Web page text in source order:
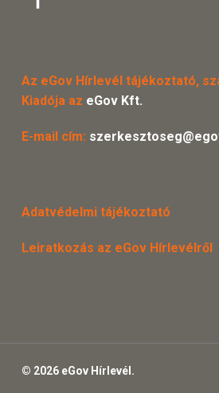
Az eGov Hírlevél tájékoztató,
Kiadója az eGov Kft.
E-mail cím:
Adatvédelmi tájékoztató
Leiratkozás az eGov Hírlevélről
© 2026 eGov Hírlevél.